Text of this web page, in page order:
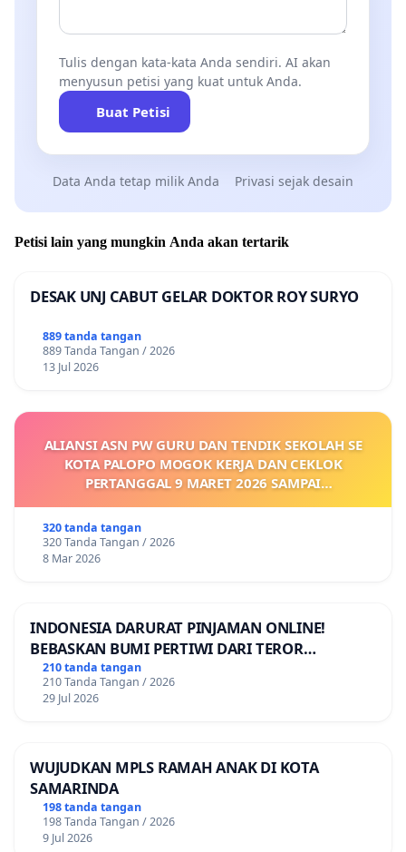
Tulis dengan kata-kata Anda sendiri. AI akan
menyusun petisi yang kuat untuk Anda.
Buat Petisi
Data Anda tetap milik Anda Privasi sejak desain
Petisi lain yang mungkin Anda akan tertarik
DESAK UNJ CABUT GELAR DOKTOR ROY SURYO
889 tanda tangan
889 Tanda Tangan / 2026
13 Jul 2026
ALIANSI ASN PW GURU DAN TENDIK SEKOLAH SE
KOTA PALOPO MOGOK KERJA DAN CEKLOK
PERTANGGAL 9 MARET 2026 SAMPAI
KEJELASAN SUMBER GAJI POKOK
320 tanda tangan
320 Tanda Tangan / 2026
8 Mar 2026
INDONESIA DARURAT PINJAMAN ONLINE!
BEBASKAN BUMI PERTIWI DARI TEROR
PINJAMAN ONLINE! TUTUP PINJOL!
210 tanda tangan
210 Tanda Tangan / 2026
29 Jul 2026
WUJUDKAN MPLS RAMAH ANAK DI KOTA
SAMARINDA
198 tanda tangan
198 Tanda Tangan / 2026
9 Jul 2026